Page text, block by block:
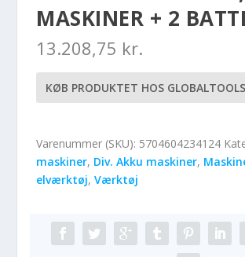
MASKINER + 2
13.208,75 kr.
KØB PRODUKTET HOS GLOBALTOOLS
Varenummer (SKU): 5704604234124
maskiner, Div. Akku maskiner,
elværktøj,Værktøj